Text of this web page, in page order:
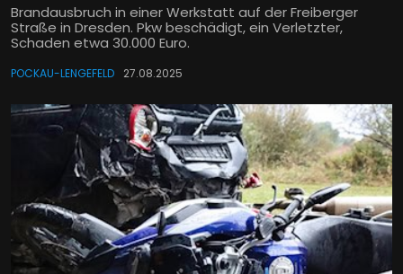
Brandausbruch in einer Werkstatt auf der Freiberger
Straße in Dresden. Pkw beschädigt, ein Verletzter,
Schaden etwa 30.000 Euro.
POCKAU-LENGEFELD 27.08.2025